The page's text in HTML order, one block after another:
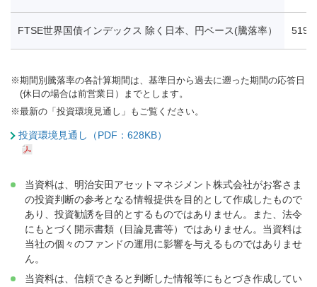
FTSE世界国債インデックス 除く日本、円ベース(騰落率）
※期間別騰落率の各計算期間は、基準日から過去に遡った期間の応答日
(休日の場合は前営業日）までとします。
※最新の「投資環境見通し」もご覧ください。
投資環境見通し（PDF：628KB）
当資料は、明治安田アセットマネジメント株式会社がお客さま
の投資判断の参考となる情報提供を目的として作成したもので
あり、投資勧誘を目的とするものではありません。また、法令
にもとづく開示書類（目論見書等）ではありません。当資料は
当社の個々のファンドの運用に影響を与えるものではありませ
ん。
当資料は、信頼できると判断した情報等にもとづき作成してい